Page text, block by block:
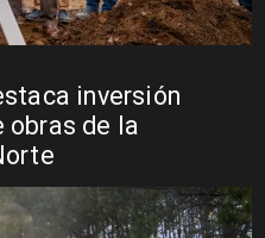
inversión
obras de la